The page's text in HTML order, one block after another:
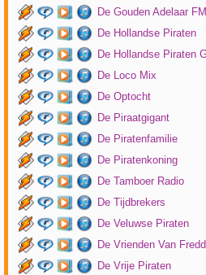
De Gouden Adelaar FM
De Hollandse Piraten
De Hollandse Piraten
De Loco Mix
De Optocht
De Piraatgigant
De Piratenfamilie
De Piratenkoning
De Tamboer Radio
De Tijdbrekers
De Veluwse Piraten
De Vrienden Van
De Vrije Piraten